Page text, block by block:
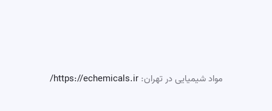
مواد شیمیایی در تهران:https://echemicals.ir/